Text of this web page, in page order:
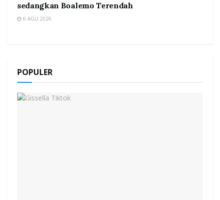
sedangkan Boalemo Terendah
6 AGU 2026
POPULER